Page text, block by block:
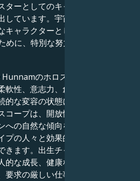
ーとしてのキャラクターを形作
しています。宇宙は、私たちが思
ャラクターとしてCharlie
に、特別な努力を払ったので
のホロスコープは、占星
性、意志力、創造性、そして忍
な変容の状態にある人間を描い
ープは、開放性、理解力、そし
の自然な傾向を示しており、こ
の人々と効果的にコミュニケー
きます。出生チャートは、仕事と
な成長、健康な人間関係への献
求の厳しい仕事は挑戦となる可